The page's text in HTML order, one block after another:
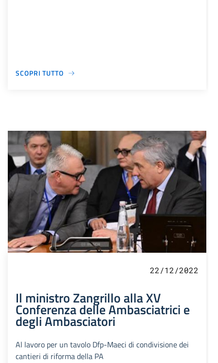
SCOPRI TUTTO
22/12/2022
Il ministro Zangrillo alla XV
Conferenza delle Ambasciatrici e
degli Ambasciatori
Al lavoro per un tavolo Dfp-Maeci di condivisione dei
cantieri di riforma della PA